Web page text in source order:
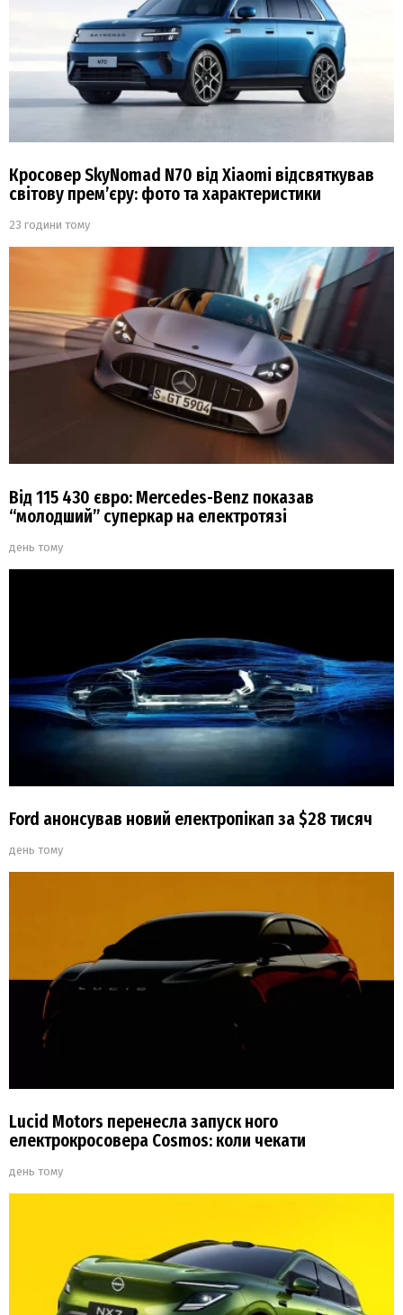
Кросовер SkyNomad N70 від Xiaomi відсвяткував
світову прем’єру: фото та характеристики
23 години тому
Від 115 430 євро: Mercedes-Benz показав
“молодший” суперкар на електротязі
день тому
Ford анонсував новий електропікап за $28 тисяч
день тому
Lucid Motors перенесла запуск ного
електрокросовера Cosmos: коли чекати
день тому